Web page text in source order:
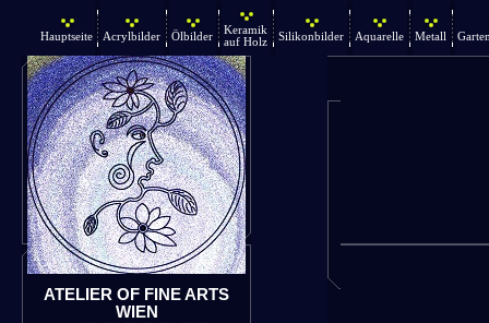
Hauptseite Acrylbilder Ölbilder
Keramik
auf Holz
Silikonbilder Aquarelle Metall
ATELIER OF FINE ARTS
WIEN